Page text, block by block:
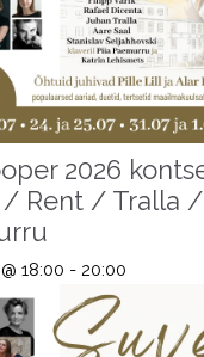
2026
/ Rent / Tralla /
18:00 - 20:00